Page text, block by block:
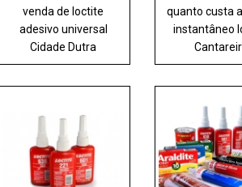
venda de loctite
adesivo universal
Cidade Dutra
quanto custa
instantâneo